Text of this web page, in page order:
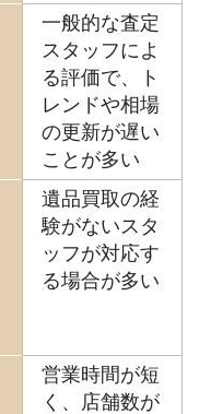
一般的な査定
スタッフによ
る評価で、ト
レンドや相場
の更新が遅い
ことが多い
遺品買取の経
験がないスタ
ッフが対応す
る場合が多い
営業時間が短
く、店舗数が